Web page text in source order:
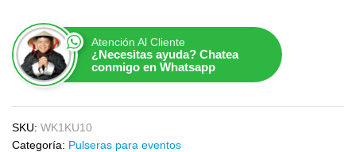
Atención Al Cliente
¿Necesitas ayuda? Chatea
conmigo en Whatsapp
SKU: WK1KU10
Categoría: Pulseras para eventos